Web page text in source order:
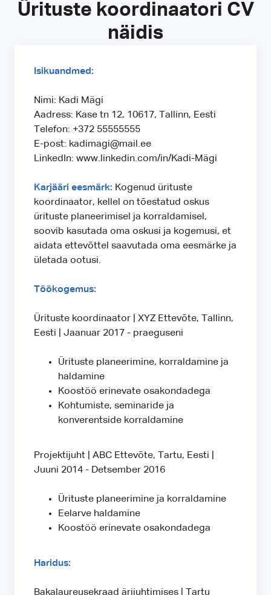
Ürituste koordinaatori CV
näidis
Isikuandmed:
Nimi: Kadi Mägi
Aadress: Kase tn 12, 10617, Tallinn, Eesti
Telefon: +372 55555555
E-post: kadimagi@mail.ee
LinkedIn: www.linkedin.com/in/Kadi-Mägi
Karjääri eesmärk: Kogenud ürituste
koordinaator, kellel on tõestatud oskus
ürituste planeerimisel ja korraldamisel,
soovib kasutada oma oskusi ja kogemusi, et
aidata ettevõttel saavutada oma eesmärke ja
ületada ootusi.
Töökogemus:
Ürituste koordinaator | XYZ Ettevõte, Tallinn,
Eesti | Jaanuar 2017 - praeguseni
Ürituste planeerimine, korraldamine ja
haldamine
Koostöö erinevate osakondadega
Kohtumiste, seminaride ja
konverentside korraldamine
Projektijuht | ABC Ettevõte, Tartu, Eesti |
Juuni 2014 - Detsember 2016
Ürituste planeerimine ja korraldamine
Eelarve haldamine
Koostöö erinevate osakondadega
Haridus:
Bakalaureusekraad ärijuhtimises | Tartu